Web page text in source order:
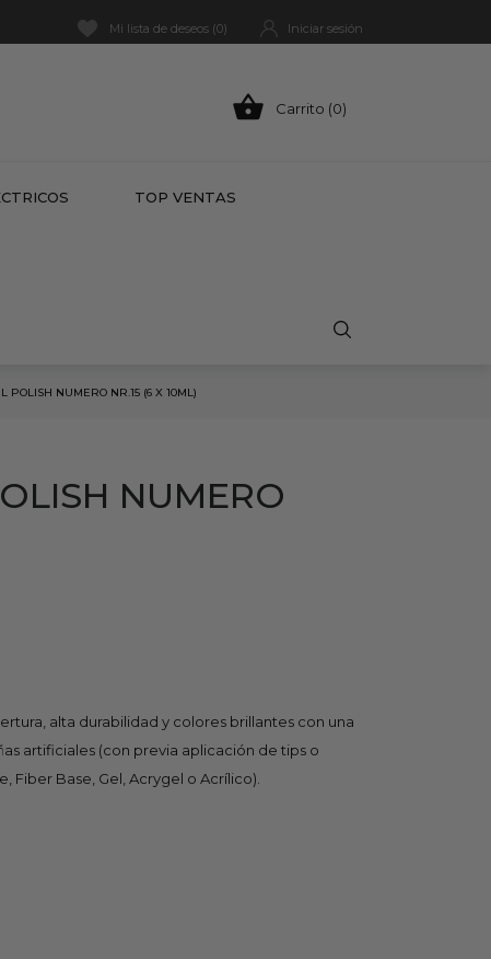
Mi lista de deseos (0) Iniciar sesión
 Carrito (0)
TOP VENTAS
POLISH NUMERO NR.15 (6 X 10ML)
NUMERO
alta durabilidad y colores brillantes con una
artificiales (con previa aplicación de tips o
Fiber Base, Gel, Acrygel o Acrílico).